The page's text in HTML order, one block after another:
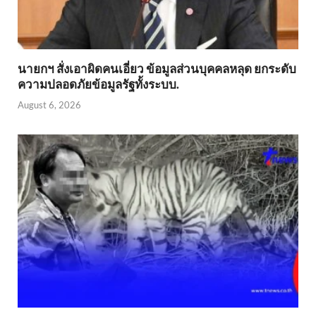
นายกฯ สั่งเอาผิดคนเอี่ยว ข้อมูลส่วนบุคคลหลุด ยกระดับ
ความปลอดภัยข้อมูลรัฐทั้งระบบ.
August 6, 2026